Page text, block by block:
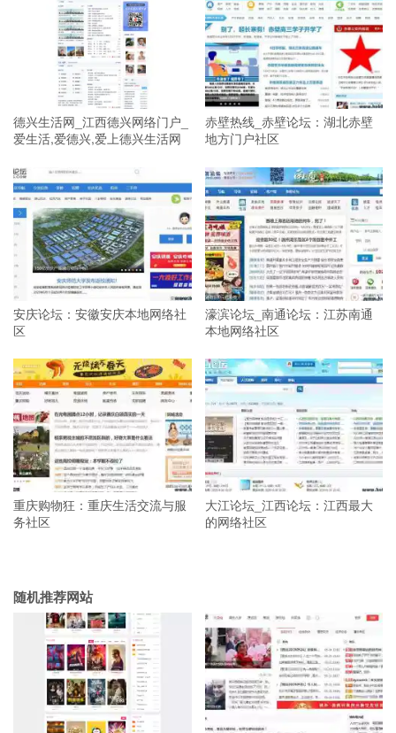
德兴生活网_江西德兴网络门户_
爱生活,爱德兴,爱上德兴生活网
赤壁热线_赤壁论坛：湖北赤壁
地方门户社区
安庆论坛：安徽安庆本地网络社
区
濠滨论坛_南通论坛：江苏南通
本地网络社区
重庆购物狂：重庆生活交流与服
务社区
大江论坛_江西论坛：江西最大
的网络社区
随机推荐网站